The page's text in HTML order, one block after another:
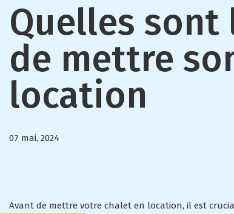
Quelles sont
de mettre
location
07 mai, 2024
Avant de mettre votre chalet en location, il est